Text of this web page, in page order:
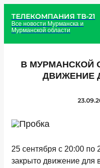
ТЕЛЕКОМПАНИЯ ТВ-21
Все новости Мурманска и
Мурманской области
В МУРМАНСКОЙ
ДВИЖЕНИЕ
25 сентября с 20:00 по
закрыто движение для